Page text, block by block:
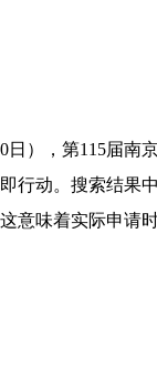
日），第115届
行动。搜索结果
意味着实际申请